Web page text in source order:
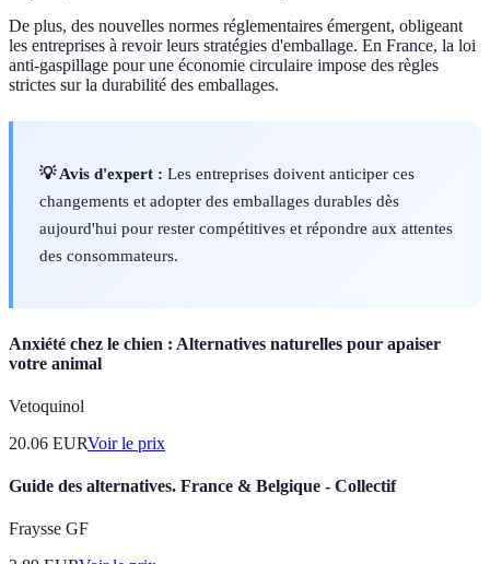
De plus, des nouvelles normes réglementaires émergent, obligeant
les entreprises à revoir leurs stratégies d'emballage. En France, la loi
anti-gaspillage pour une économie circulaire impose des règles
strictes sur la durabilité des emballages.
💡 Avis d'expert : Les entreprises doivent anticiper ces
changements et adopter des emballages durables dès
aujourd'hui pour rester compétitives et répondre aux attentes
des consommateurs.
Anxiété chez le chien : Alternatives naturelles pour apaiser
votre animal
Vetoquinol
20.06 EURVoir le prix
Guide des alternatives. France & Belgique - Collectif
Fraysse GF